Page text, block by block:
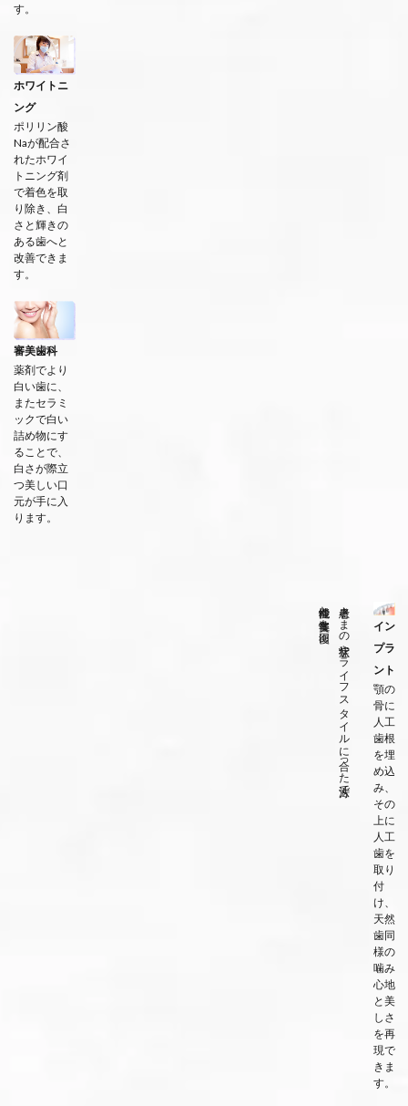
す。
ホワイトニ
ング
ポリリン酸
Naが配合さ
れたホワイ
トニング剤
で着色を取
り除き、白
さと輝きの
ある歯へと
改善できま
す。
審美歯科
薬剤でより
白い歯に、
またセラミ
ックで白い
詰め物にす
ることで、
白さが際立
つ美しい口
元が手に入
ります。
患者さまの症状やライフスタイルに合った方法で、
機能性と審美性を回復
イン
プラ
ント
顎の
骨に
人工
歯根
を埋
め込
み、
その
上に
人工
歯を
取り
付
け、
天然
歯同
様の
噛み
心地
と美
しさ
を再
現で
きま
す。